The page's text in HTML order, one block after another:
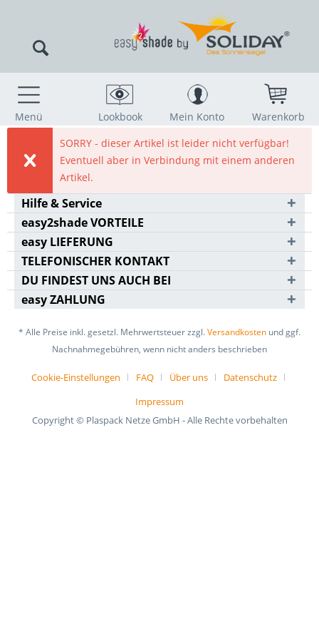
Menü Lookbook Mein Konto
Warenkorb
SORRY - dieser Artikel ist leider nicht verfügbar!
Eventuell aber in Verbindung mit einem anderen
Artikel.
Hilfe & Service
easy2shade VORTEILE
easy LIEFERUNG
TELEFONISCHER KONTAKT
DU FINDEST UNS AUCH BEI
easy ZAHLUNG
* Alle Preise inkl. gesetzl. Mehrwertsteuer zzgl.Versandkosten und ggf.
Nachnahmegebühren, wenn nicht anders beschrieben
Cookie-Einstellungen FAQ Über uns
Datenschutz
Impressum
Copyright © Plaspack Netze GmbH - Alle Rechte vorbehalten